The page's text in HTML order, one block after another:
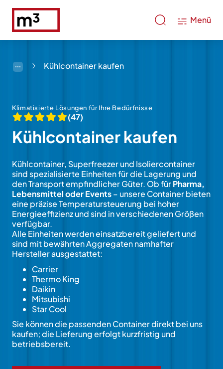
Menü
Kühlcontainer kaufen
Klimatisierte Lösungen für Ihre Bedürfnisse
(47)
Kühlcontainer kaufen
Kühlcontainer, Superfreezer und Isoliercontainer
sind spezialisierte Einheiten für die Lagerung und
den Transport empfindlicher Güter. Ob fürPharma,
Lebensmittel oder Events– unsere Container bieten
eine präzise Temperatursteuerung bei hoher
Energieeffizienz und sind in verschiedenen Größen
verfügbar.
Alle Einheiten werden einsatzbereit geliefert und
sind mit bewährten Aggregaten namhafter
Hersteller ausgestattet:
Carrier
Thermo King
Daikin
Mitsubishi
Star Cool
Sie können die passenden Container direkt bei uns
kaufen; die Lieferung erfolgt kurzfristig und
betriebsbereit.